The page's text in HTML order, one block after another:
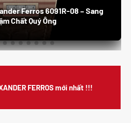
Ferros 8132S /05 –
Đẳng Cấp Doanh Nhân
FERROS mới nhất !!!